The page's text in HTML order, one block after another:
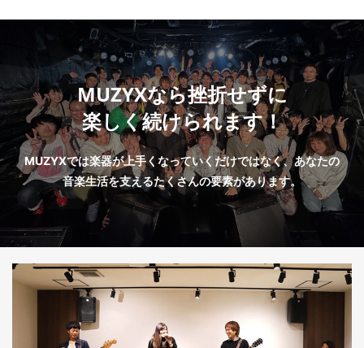
MUZYXなら挫折せずに
楽しく続けられます！
MUZYXでは楽器が上手くなっていくだけではなく、あなたの
音楽生活を支えるたくさんの要素があります。